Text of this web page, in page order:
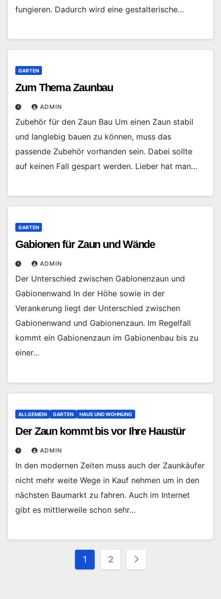
fungieren. Dadurch wird eine gestalterische…
GARTEN
Zum Thema Zaunbau
ADMIN
Zubehör für den Zaun Bau Um einen Zaun stabil
und langlebig bauen zu können, muss das
passende Zubehör vorhanden sein. Dabei sollte
auf keinen Fall gespart werden. Lieber hat man…
GARTEN
Gabionen für Zaun und Wände
ADMIN
Der Unterschied zwischen Gabionenzaun und
Gabionenwand In der Höhe sowie in der
Verankerung liegt der Unterschied zwischen
Gabionenwand und Gabionenzaun. Im Regelfall
kommt ein Gabionenzaun im Gabionenbau bis zu
einer…
ALLGEMEIN GARTEN HAUS UND WOHNUNG
Der Zaun kommt bis vor Ihre Haustür
ADMIN
In den modernen Zeiten muss auch der Zaunkäufer
nicht mehr weite Wege in Kauf nehmen um in den
nächsten Baumarkt zu fahren. Auch im Internet
gibt es mittlerweile schon sehr…
Seitennummerierung
1 2